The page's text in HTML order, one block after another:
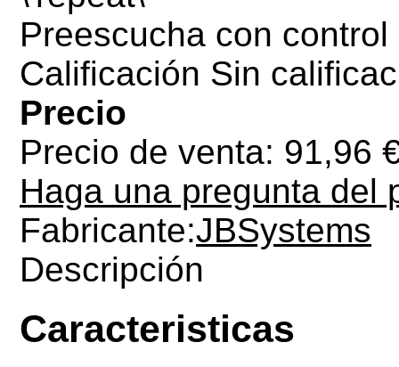
Preescucha con
Calificación Sin
Precio
Precio de venta: 91,96
Haga una pregunta del
Fabricante:JBSystems
Descripción
Caracteristicas